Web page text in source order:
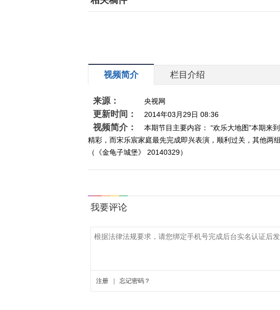
视频简介 栏目介绍
来源： 央视网
更新时间： 2014年03月29日 08:36
视频简介：
本期节目主要内容： “欢乐大地图”本期来
精彩，而宋乐宸家庭最先完成即兴表演，顺利过关，其他两
（《金龟子城堡》 20140329）